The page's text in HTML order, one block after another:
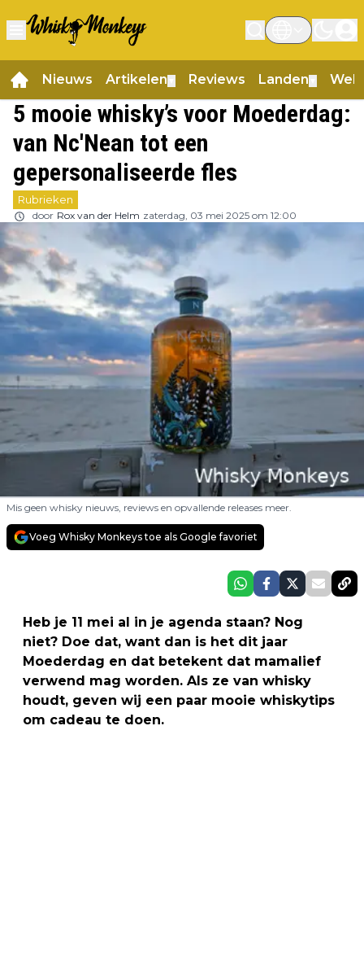
Nieuws Artikelen Reviews Landen
5 mooie whisky’s voor Moederdag:
van Nc'Nean tot een
gepersonaliseerde fles
Rubrieken
door Rox van der Helm zaterdag, 03 mei 2025 om 12:00
Mis geen whisky nieuws, reviews en opvallende releases meer.
Voeg Whisky Monkeys toe als Google favoriet
Heb je 11 mei al in je agenda staan? Nog
niet? Doe dat, want dan is het dit jaar
Moederdag en dat betekent dat mamalief
verwend mag worden. Als ze van whisky
houdt, geven wij een paar mooie whiskytips
om cadeau te doen.